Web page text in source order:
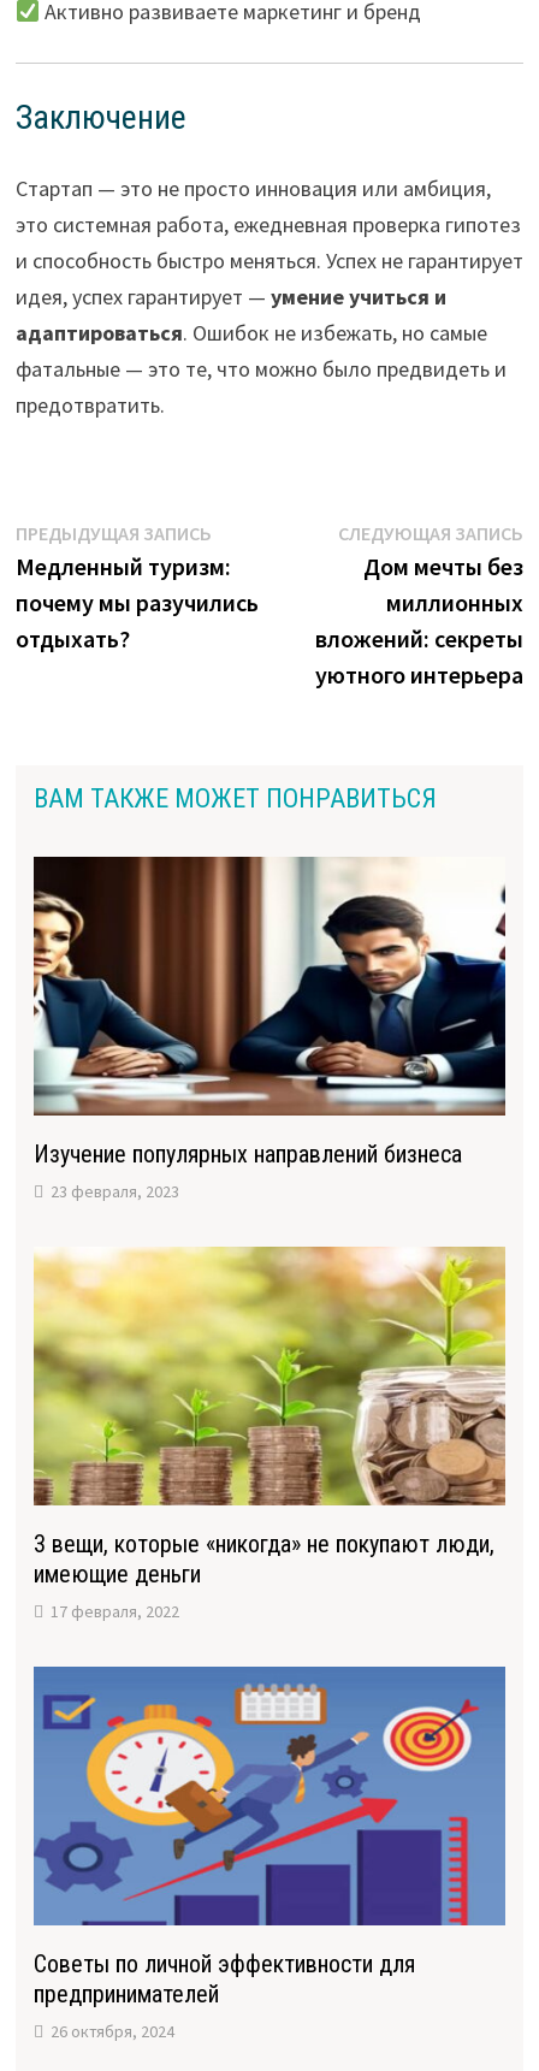
Активно развиваете маркетинг и бренд
Заключение
Стартап — это не просто инновация или амбиция,
это системная работа, ежедневная проверка гипотез
и способность быстро меняться. Успех не гарантирует
идея, успех гарантирует — умение учиться и
адаптироваться. Ошибок не избежать, но самые
фатальные — это те, что можно было предвидеть и
предотвратить.
Навигация
по
записям
ПРЕДЫДУЩАЯ ЗАПИСЬПредыдущая
запись:
Медленный туризм:
почему мы разучились
отдыхать?
СЛЕДУЮЩАЯ ЗАПИСЬ
Дом мечты без
миллионных
вложений: секреты
уютного интерьера
ВАМ ТАКЖЕ МОЖЕТ ПОНРАВИТЬСЯ
Изучение популярных направлений бизнеса
23 февраля, 2023
3 вещи, которые «никогда» не покупают люди,
имеющие деньги
17 февраля, 2022
Советы по личной эффективности для
предпринимателей
26 октября, 2024